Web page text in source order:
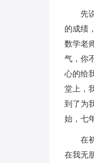
先
的成绩
数学老
气，你
心的给
堂上，
到了为
始，七
在
在我无